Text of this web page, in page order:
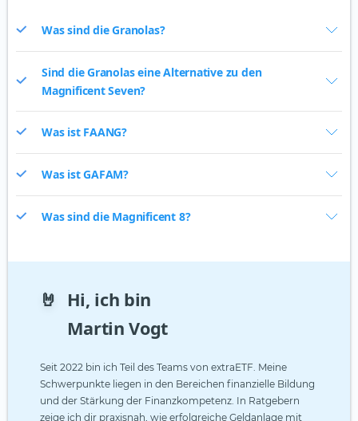
Was sind die Granolas?
Sind die Granolas eine Alternative zu den
Magnificent Seven?
Was ist FAANG?
Was ist GAFAM?
Was sind die Magnificent 8?
🤘
Hi, ich bin
Martin Vogt
Seit 2022 bin ich Teil des Teams von extraETF. Meine
Schwerpunkte liegen in den Bereichen finanzielle Bildung
und der Stärkung der Finanzkompetenz. In Ratgebern
zeige ich dir praxisnah, wie erfolgreiche Geldanlage mit